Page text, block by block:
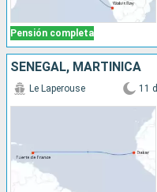
Pensión completa
SENEGAL, MARTINICA
Le Laperouse 11 d